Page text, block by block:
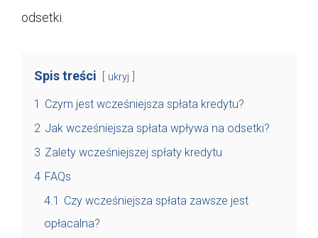
odsetki.
Spis treści ukryj
1 Czym jest wcześniejsza spłata kredytu?
2 Jak wcześniejsza spłata wpływa na odsetki?
3 Zalety wcześniejszej spłaty kredytu
4 FAQs
4.1 Czy wcześniejsza spłata zawsze jest
opłacalna?